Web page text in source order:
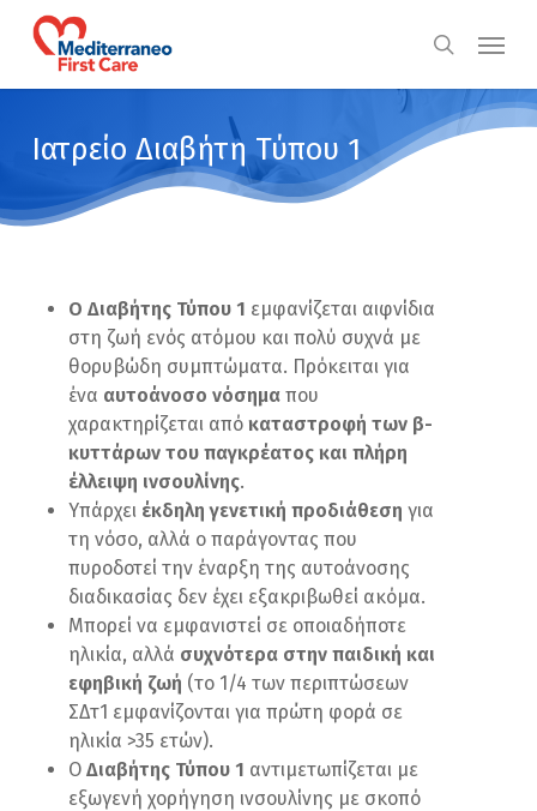
search
Menu
Ιατρείο Διαβήτη Τύπου 1
Ο Διαβήτης Τύπου 1 εμφανίζεται αιφνίδια
στη ζωή ενός ατόμου και πολύ συχνά με
θορυβώδη συμπτώματα. Πρόκειται για
ένα αυτοάνοσο νόσημα που
χαρακτηρίζεται απόκαταστροφή των β-
κυττάρων του παγκρέατος και πλήρη
έλλειψη ινσουλίνης.
Υπάρχει έκδηλη γενετική προδιάθεση για
τη νόσο, αλλά ο παράγοντας που
πυροδοτεί την έναρξη της αυτοάνοσης
διαδικασίας δεν έχει εξακριβωθεί ακόμα.
Μπορεί να εμφανιστεί σε οποιαδήποτε
ηλικία, αλλά συχνότερα στην παιδική και
εφηβική ζωή (το 1/4 των περιπτώσεων
ΣΔτ1 εμφανίζονται για πρώτη φορά σε
ηλικία >35 ετών).
ΟΔιαβήτης Τύπου 1 αντιμετωπίζεται με
εξωγενή χορήγηση ινσουλίνης με σκοπό